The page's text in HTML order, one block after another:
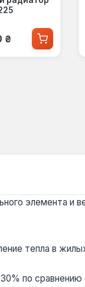
цена:
₴
элемента и
тепла в
по сравнению